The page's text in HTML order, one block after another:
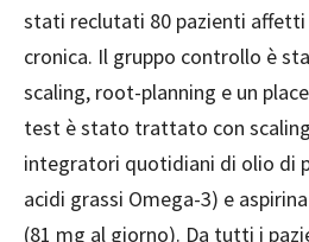
stati reclutati 80 pazienti
cronica. Il gruppo controllo è
scaling, root-planning e un
test è stato trattato con
integratori quotidiani di olio di
acidi grassi Omega-3) e
(81 mg al giorno). Da tutti i